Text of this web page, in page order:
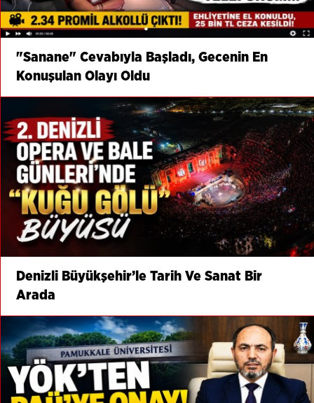
"Sanane" Cevabıyla Başladı, Gecenin En
Konuşulan Olayı Oldu
Denizli Büyükşehir’le Tarih Ve Sanat Bir
Arada